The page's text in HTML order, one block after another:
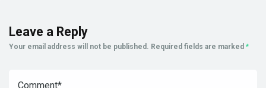
Leave a Reply
Your email address will not be published. Required fields are marked *